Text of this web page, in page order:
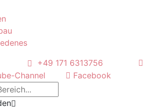
+49 171 6313756
Channel
Facebook